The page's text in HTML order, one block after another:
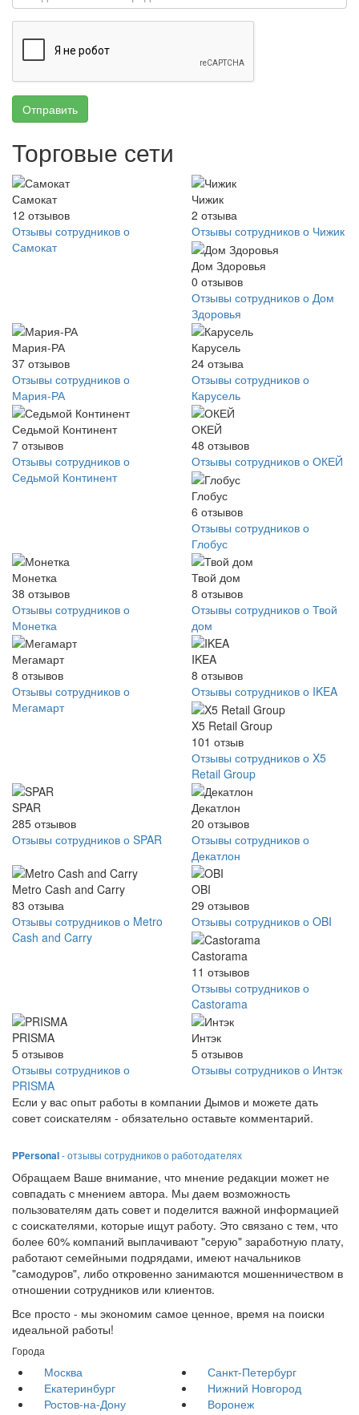
Отправить
Торговые сети
Самокат
12 отзывов
Отзывы сотрудников о
Самокат
Чижик
2 отзыва
Отзывы сотрудников о Чижик
Дом Здоровья
0 отзывов
Отзывы сотрудников о Дом
Здоровья
Мария-РА
37 отзывов
Отзывы сотрудников о
Мария-РА
Карусель
24 отзыва
Отзывы сотрудников о
Карусель
Седьмой Континент
7 отзывов
Отзывы сотрудников о
Седьмой Континент
ОКЕЙ
48 отзывов
Отзывы сотрудников о ОКЕЙ
Глобус
6 отзывов
Отзывы сотрудников о
Глобус
Монетка
38 отзывов
Отзывы сотрудников о
Монетка
Твой дом
8 отзывов
Отзывы сотрудников о Твой
дом
Мегамарт
8 отзывов
Отзывы сотрудников о
Мегамарт
IKEA
8 отзывов
Отзывы сотрудников о IKEA
X5 Retail Group
101 отзыв
Отзывы сотрудников о X5
Retail Group
SPAR
285 отзывов
Отзывы сотрудников о SPAR
Декатлон
20 отзывов
Отзывы сотрудников о
Декатлон
Metro Cash and Carry
83 отзыва
Отзывы сотрудников о Metro
Cash and Carry
OBI
29 отзывов
Отзывы сотрудников о OBI
Castorama
11 отзывов
Отзывы сотрудников о
Castorama
PRISMA
5 отзывов
Отзывы сотрудников о
PRISMA
Интэк
5 отзывов
Отзывы сотрудников о Интэк
Если у вас опыт работы в компании Дымов и можете дать
совет соискателям - обязательно оставьте комментарий.
PPersonal- отзывы сотрудников о работодателях
Обращаем Ваше внимание, что мнение редакции может не
совпадать с мнением автора. Мы даем возможность
пользователям дать совет и поделится важной информацией
с соискателями, которые ищут работу. Это связано с тем, что
более 60% компаний выплачивают "серую" заработную плату,
работают семейными подрядами, имеют начальников
"самодуров", либо откровенно занимаются мошенничеством в
отношении сотрудников или клиентов.
Все просто - мы экономим самое ценное, время на поиски
идеальной работы!
Города
Москва
Санкт-Петербург
Екатеринбург
Нижний Новгород
Ростов-на-Дону
Воронеж